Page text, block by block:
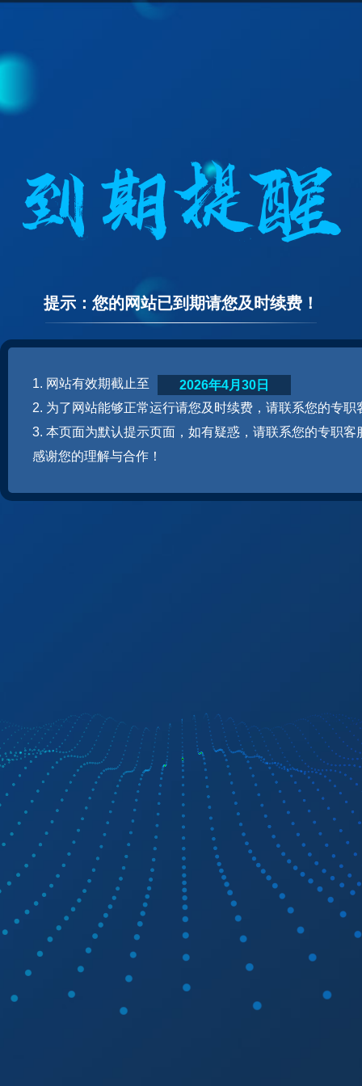
提示：您的网站已到期请您及时续费！
1. 网站有效期截止至
2. 为了网站能够正常运行请您及时续费，请联系您的专职
3. 本页面为默认提示页面，如有疑惑，请联系您的专职客
感谢您的理解与合作！
2026年4月30日